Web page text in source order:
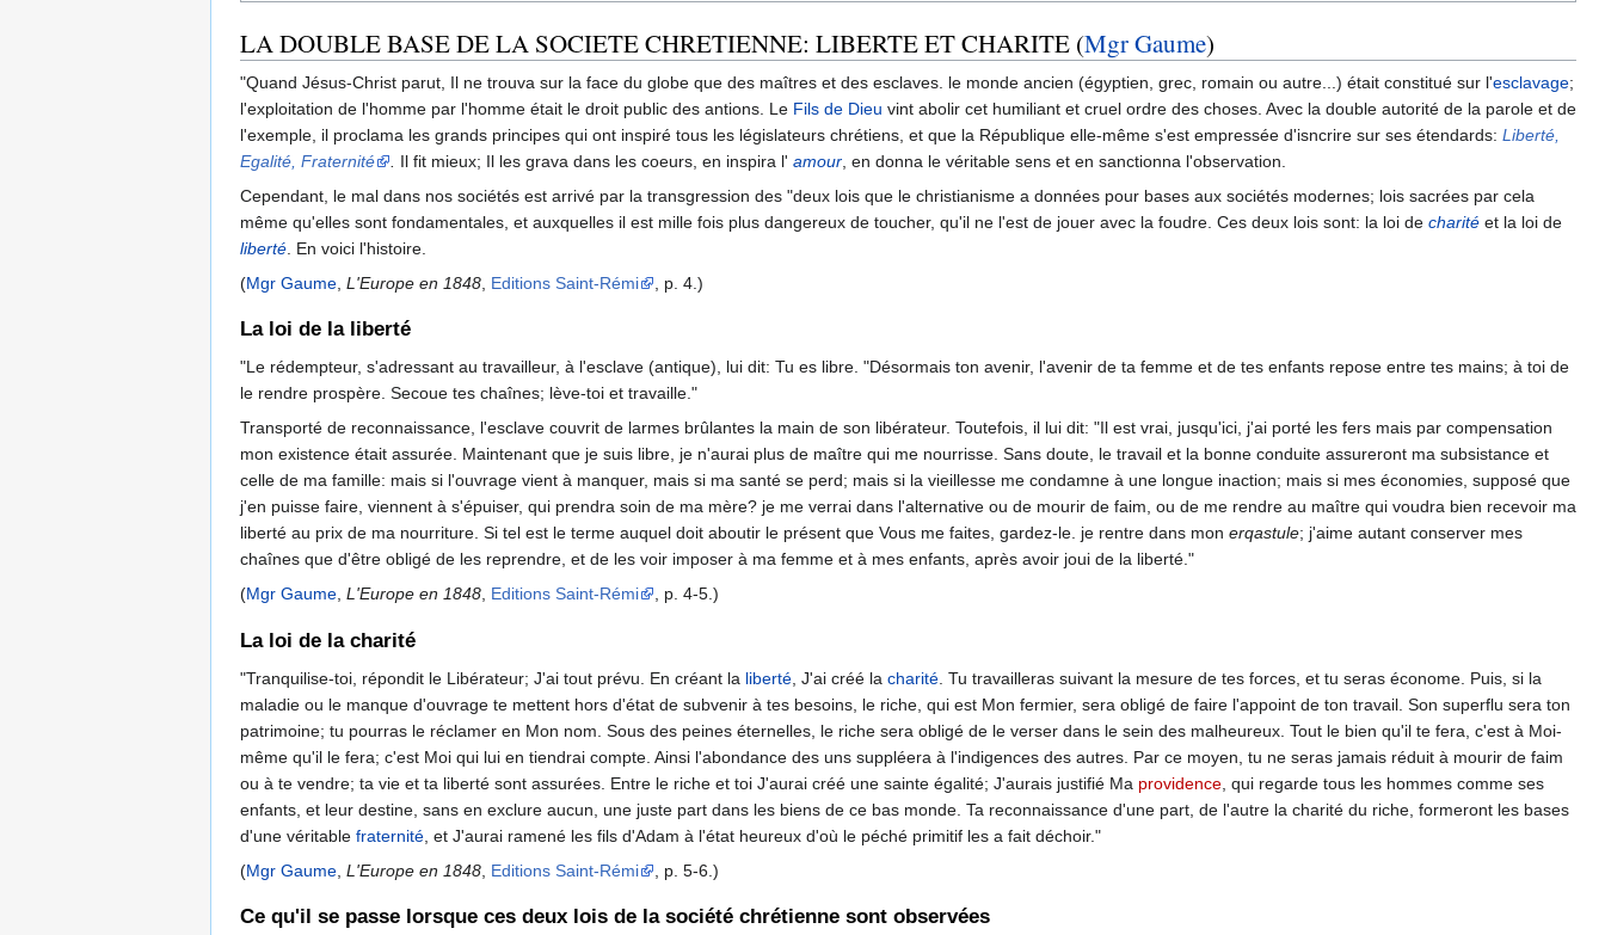
LA DOUBLE BASE DE LA SOCIETE CHRETIENNE: LIBERTE ET CHARITE (Mgr Gaume)
"Quand Jésus-Christ parut, Il ne trouva sur la face du globe que des maîtres et des esclaves. le monde ancien (égyptien, grec, romain ou autre...) était constitué sur l'esclavage;
l'exploitation de l'homme par l'homme était le droit public des antions. Le Fils de Dieu vint abolir cet humiliant et cruel ordre des choses. Avec la double autorité de la parole et de
l'exemple, il proclama les grands principes qui ont inspiré tous les législateurs chrétiens, et que la République elle-même s'est empressée d'isncrire sur ses étendards: Liberté,
Egalité, Fraternité
Il fit mieux; Il les grava dans les coeurs, en inspira l' amour , en donna le véritable sens et en sanctionna l'observation.
Cependant, le mal dans nos sociétés est arrivé par la transgression des "deux lois que le christianisme a données pour bases aux sociétés modernes; lois sacrées par cela
même qu'elles sont fondamentales, et auxquelles il est mille fois plus dangereux de toucher, qu'il ne l'est de jouer avec la foudre. Ces deux lois sont: la loi de charité et la loi de
liberté . En voici l'histoire.
(Mgr Gaume L'Europe en 1848 Editions Saint-Rémi , p. 4.)
La loi de la liberté
"Le rédempteur, s'adressant au travailleur, à l'esclave (antique), lui dit: Tu es libre. "Désormais ton avenir, l'avenir de ta femme et de tes enfants repose entre tes mains; à toi de
le rendre prospère. Secoue tes chaînes; lève-toi et travaille."
Transporté de reconnaissance, l'esclave couvrit de larmes brûlantes la main de son libérateur. Toutefois, il lui dit: "Il est vrai, jusqu'ici, j'ai porté les fers mais par compensation
mon existence était assurée. Maintenant que je suis libre, je n'aurai plus de maître qui me nourrisse. Sans doute, le travail et la bonne conduite assureront ma subsistance et
celle de ma famille: mais si l'ouvrage vient à manquer, mais si ma santé se perd; mais si la vieillesse me condamne à une longue inaction; mais si mes économies, supposé que
j'en puisse faire, viennent à s'épuiser, qui prendra soin de ma mère? je me verrai dans l'alternative ou de mourir de faim, ou de me rendre au maître qui voudra bien recevoir ma
liberté au prix de ma nourriture. Si tel est le terme auquel doit aboutir le présent que Vous me faites, gardez-le. je rentre dans mon erqastule; j'aime autant conserver mes
chaînes que d'être obligé de les reprendre, et de les voir imposer à ma femme et à mes enfants, après avoir joui de la liberté."
(Mgr Gaume, L'Europe en 1848, Editions Saint-Rémi , p. 4-5.)
La loi de la charité
"Tranquilise-toi, répondit le Libérateur; J'ai tout prévu. En créant la liberté , J'ai créé la charité . Tu travailleras suivant la mesure de tes forces, et tu seras économe. Puis, si la
maladie ou le manque d'ouvrage te mettent hors d'état de subvenir à tes besoins, le riche, qui est Mon fermier, sera obligé de faire l'appoint de ton travail. Son superflu sera ton
patrimoine; tu pourras le réclamer en Mon nom. Sous des peines éternelles, le riche sera obligé de le verser dans le sein des malheureux. Tout le bien qu'il te fera, c'est à Moi-
même qu'il le fera; c'est Moi qui lui en tiendrai compte. Ainsi l'abondance des uns suppléera à l'indigences des autres. Par ce moyen, tu ne seras jamais réduit à mourir de faim
ou à te vendre; ta vie et ta liberté sont assurées. Entre le riche et toi J'aurai créé une sainte égalité; J'aurais justifié Ma providence , qui regarde tous les hommes comme ses
enfants, et leur destine, sans en exclure aucun, une juste part dans les biens de ce bas monde. Ta reconnaissance d'une part, de l'autre la charité du riche, formeront les bases
d'une véritable fraternité , et J'aurai ramené les fils d'Adam à l'état heureux d'où le péché primitif les a fait déchoir."
(Mgr Gaume L'Europe en 1848 Editions Saint-Rémi , p. 5-6.)
Ce qu'il se passe lorsque ces deux lois de la société chrétienne sont observées